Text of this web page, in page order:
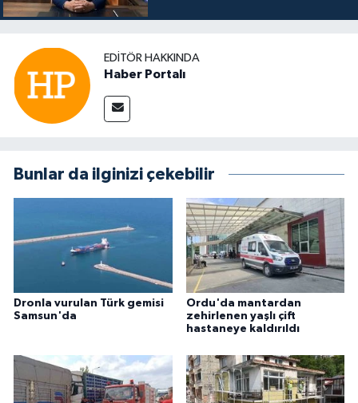
EDITÖR HAKKINDA
Haber Portalı
Bunlar da ilginizi çekebilir
Dronla vurulan Türk gemisi
Samsun'da
Ordu'da mantardan
zehirlenen yaşlı çift
hastaneye kaldırıldı